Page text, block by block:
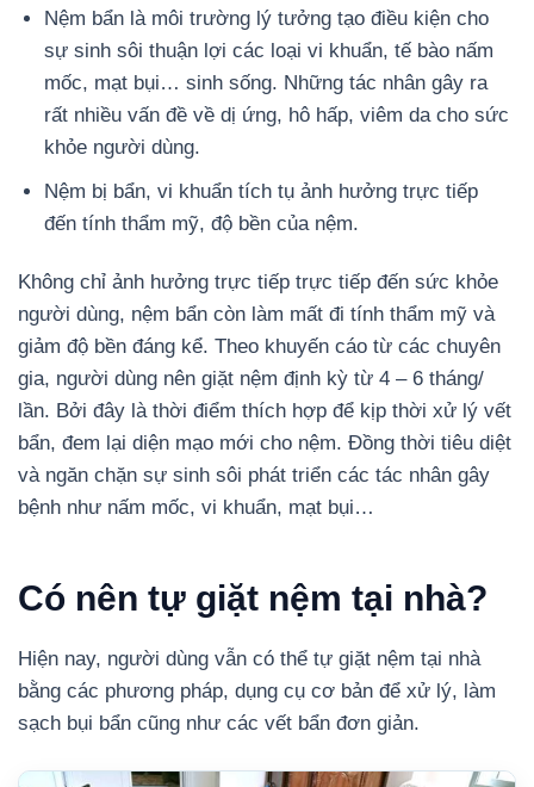
Nệm bẩn là môi trường lý tưởng tạo điều kiện cho
sự sinh sôi thuận lợi các loại vi khuẩn, tế bào nấm
mốc, mạt bụi… sinh sống. Những tác nhân gây ra
rất nhiều vấn đề về dị ứng, hô hấp, viêm da cho sức
khỏe người dùng.
Nệm bị bẩn, vi khuẩn tích tụ ảnh hưởng trực tiếp
đến tính thẩm mỹ, độ bền của nệm.
Không chỉ ảnh hưởng trực tiếp trực tiếp đến sức khỏe
người dùng, nệm bẩn còn làm mất đi tính thẩm mỹ và
giảm độ bền đáng kể. Theo khuyến cáo từ các chuyên
gia, người dùng nên giặt nệm định kỳ từ 4 – 6 tháng/
lần. Bởi đây là thời điểm thích hợp để kịp thời xử lý vết
bẩn, đem lại diện mạo mới cho nệm. Đồng thời tiêu diệt
và ngăn chặn sự sinh sôi phát triển các tác nhân gây
bệnh như nấm mốc, vi khuẩn, mạt bụi…
Có nên tự giặt nệm tại nhà?
Hiện nay, người dùng vẫn có thể tự giặt nệm tại nhà
bằng các phương pháp, dụng cụ cơ bản để xử lý, làm
sạch bụi bẩn cũng như các vết bẩn đơn giản.